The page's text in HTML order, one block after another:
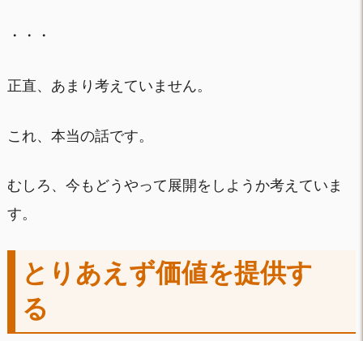
・・・
正直、あまり考えていません。
これ、本当の話です。
むしろ、今もどうやって展開をしようか考えていま
す。
とりあえず価値を提供す
る